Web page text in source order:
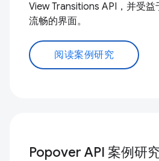
View Transitions API，并受
流畅的界面。
阅读案例研究
Popover API 案例研